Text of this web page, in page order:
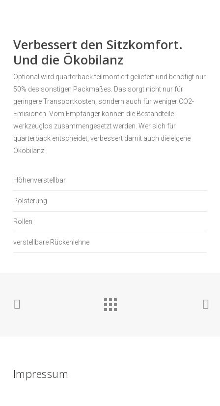
Verbessert den Sitzkomfort.
Und die Ökobilanz
Optional wird quarterback teilmontiert geliefert und benötigt nur
50% des sonstigen Packmaßes. Das sorgt nicht nur für
geringere Transportkosten, sondern auch für weniger CO2-
Emisionen. Vom Empfänger können die Bestandteile
werkzeuglos zusammengesetzt werden. Wer sich für
quarterback entscheidet, verbessert damit auch die eigene
Ökobilanz.
Höhenverstellbar
Polsterung
Rollen
verstellbare Rückenlehne
Impressum